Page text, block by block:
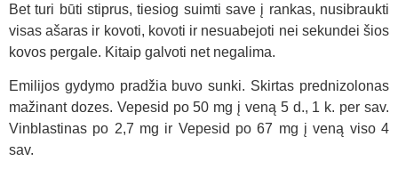
Bet turi būti stiprus, tiesiog suimti save į rankas, nusibraukti
visas ašaras ir kovoti, kovoti ir nesuabejoti nei sekundei šios
kovos pergale. Kitaip galvoti net negalima.
Emilijos gydymo pradžia buvo sunki. Skirtas prednizolonas
mažinant dozes. Vepesid po 50 mg į veną 5 d., 1 k. per sav.
Vinblastinas po 2,7 mg ir Vepesid po 67 mg į veną viso 4
sav.